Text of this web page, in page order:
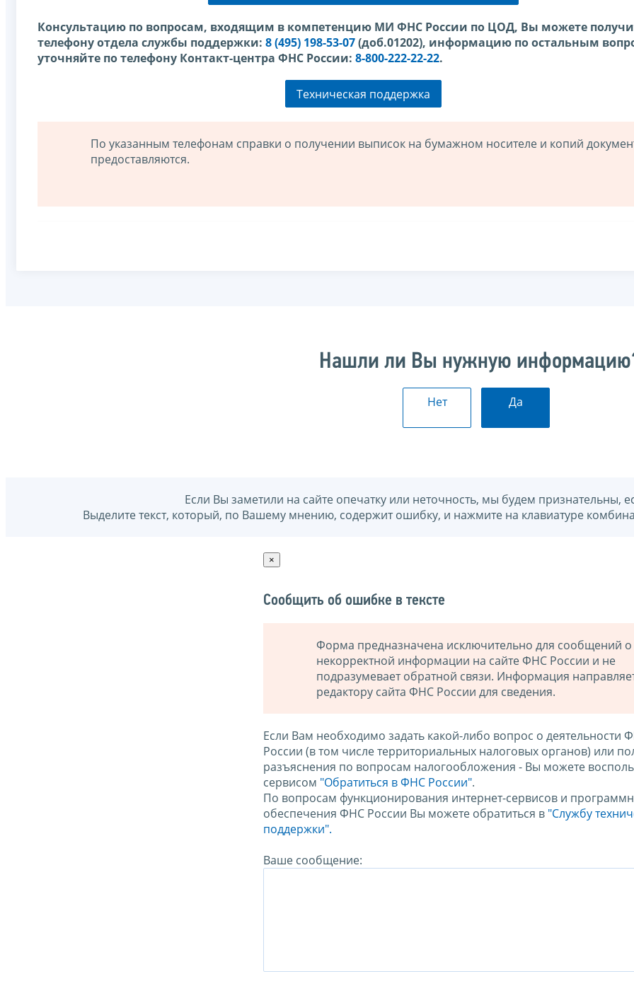
Консультацию по вопросам, входящим в компетенцию МИ ФНС России по ЦОД, Вы можете
телефону отдела службы поддержки: 8 (495) 198-53-07(доб.01202), информацию по остальным
уточняйте по телефону Контакт-центра ФНС России: 8-800-222-22-22.
Техническая поддержка
По указанным телефонам справки о получении выписок на бумажном носителе и копий
предоставляются.
Нашли ли Вы нужную
Нет Да
Если Вы заметили на сайте опечатку или неточность, мы будем признательны,
Выделите текст, который, по Вашему мнению, содержит ошибку, и нажмите на клавиатуре
×
Сообщить об ошибке в тексте
Форма предназначена исключительно для сообщений о
некорректной информации на сайте ФНС России и не
подразумевает обратной связи. Информация
редактору сайта ФНС России для сведения.
Если Вам необходимо задать какой-либо вопрос о деятельности
России (в том числе территориальных налоговых органов) или
разъяснения по вопросам налогообложения - Вы можете
сервисом "Обратиться в ФНС России".
По вопросам функционирования интернет-сервисов и
обеспечения ФНС России Вы можете обратиться в "Службу
поддержки".
Ваше сообщение: